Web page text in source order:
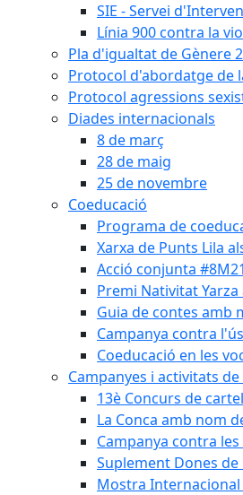
SIE - Servei
Línia 900 contra la
Pla d'igualtat de Gènere
Protocol d'abordatge de
Protocol agressions
Diades internacionals
8 de març
28 de maig
25 de novembre
Coeducació
Programa de
Xarxa de Punts Lila
Acció conjunta
Premi Nativitat
Guia de contes amb
Campanya contra
Coeducació en les
Campanyes i activitats
13è Concurs de
La Conca amb nom
Campanya contra
Suplement Dones de
Mostra Internacional